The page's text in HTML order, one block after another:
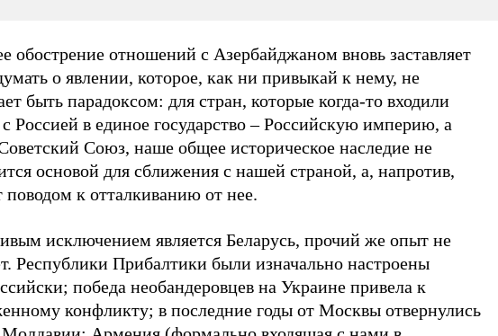
обострение отношений с Азербайджаном вновь заставляет
о явлении, которое, как ни привыкай к нему, не
быть парадоксом: для стран, которые когда-то входили
с Россией в единое государство – Российскую империю, а
Союз, наше общее историческое наследие не
основой для сближения с нашей страной, а, напротив,
поводом к отталкиванию от нее.
исключением является Беларусь, прочий же опыт не
Республики Прибалтики были изначально настроены
победа необандеровцев на Украине привела к
конфликту; в последние годы от Москвы отвернулись